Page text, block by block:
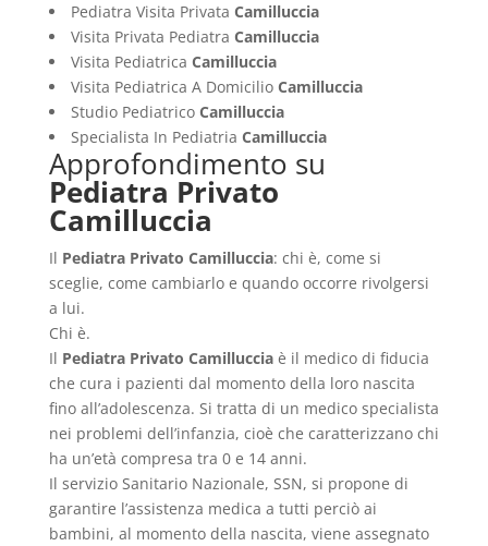
Pediatra Visita Privata Camilluccia
Visita Privata Pediatra Camilluccia
Visita Pediatrica Camilluccia
Visita Pediatrica A Domicilio Camilluccia
Studio Pediatrico Camilluccia
Specialista In Pediatria Camilluccia
Approfondimento su
Pediatra Privato
Camilluccia
Il Pediatra Privato Camilluccia: chi è, come si
sceglie, come cambiarlo e quando occorre rivolgersi
a lui.
Chi è.
Il Pediatra Privato Camillucciaè il medico di fiducia
che cura i pazienti dal momento della loro nascita
fino all’adolescenza. Si tratta di un medico specialista
nei problemi dell’infanzia, cioè che caratterizzano chi
ha un’età compresa tra 0 e 14 anni.
Il servizio Sanitario Nazionale, SSN, si propone di
garantire l’assistenza medica a tutti perciò ai
bambini, al momento della nascita, viene assegnato